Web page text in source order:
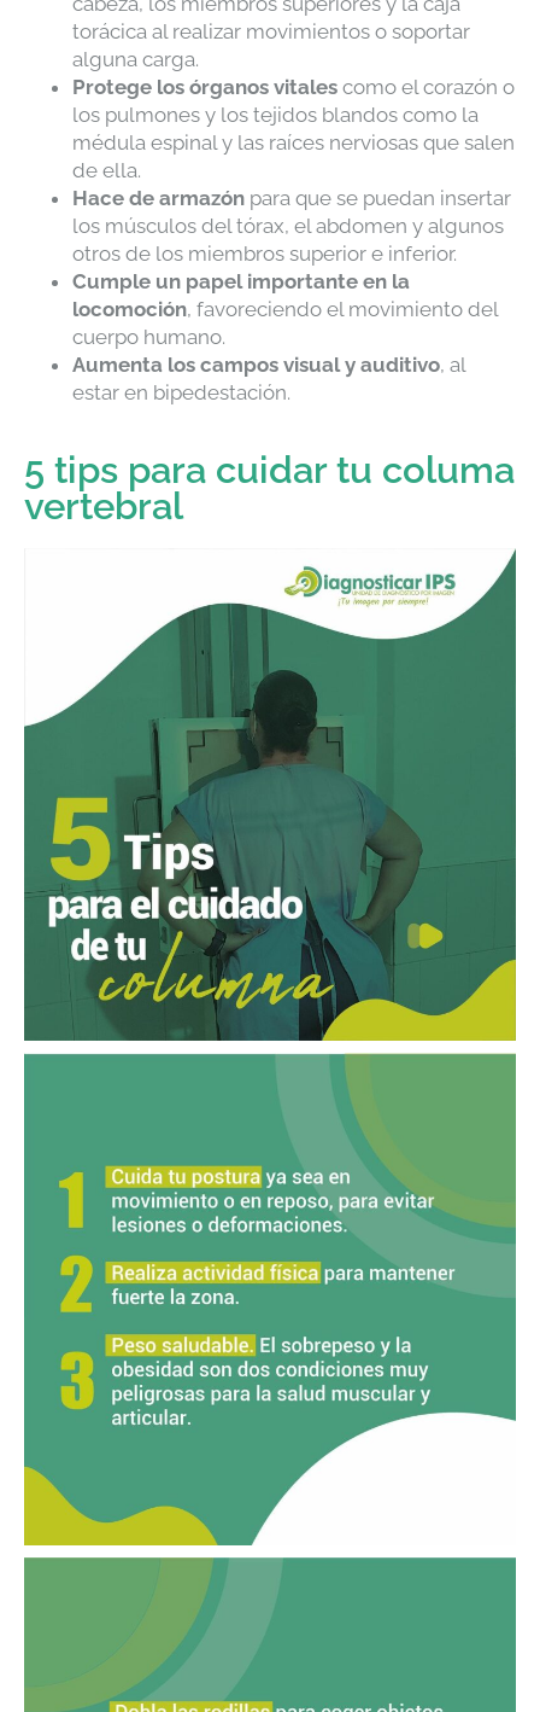
torácica al realizar movimientos o soportar
alguna carga.
Protege los órganos vitales como el corazón o
los pulmones y los tejidos blandos como la
médula espinal y las raíces nerviosas que salen
de ella.
Hace de armazón para que se puedan insertar
los músculos del tórax, el abdomen y algunos
otros de los miembros superior e inferior.
Cumple un papel importante en la
locomoción, favoreciendo el movimiento del
cuerpo humano.
Aumenta los campos visual y auditivo, al
estar en bipedestación.
5 tips para cuidar tu columa
vertebral